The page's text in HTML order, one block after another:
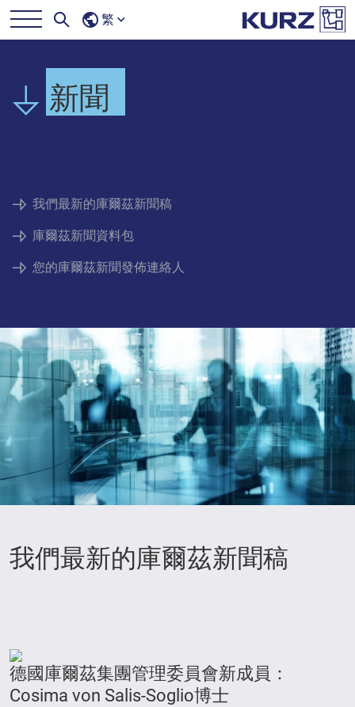
繁
新聞
我們最新的庫爾茲新聞稿
庫爾茲新聞資料包
您的庫爾茲新聞發佈連絡人
我們最新的庫爾茲新聞稿
德國庫爾茲集團管理委員會新成員：
Cosima von Salis-Soglio博士